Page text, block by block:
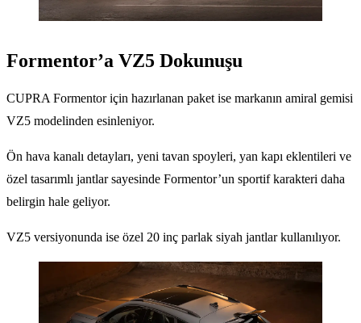
Formentor’a VZ5 Dokunuşu
CUPRA Formentor için hazırlanan paket ise markanın amiral gemisi
VZ5 modelinden esinleniyor.
Ön hava kanalı detayları, yeni tavan spoyleri, yan kapı eklentileri ve
özel tasarımlı jantlar sayesinde Formentor’un sportif karakteri daha
belirgin hale geliyor.
VZ5 versiyonunda ise özel 20 inç parlak siyah jantlar kullanılıyor.